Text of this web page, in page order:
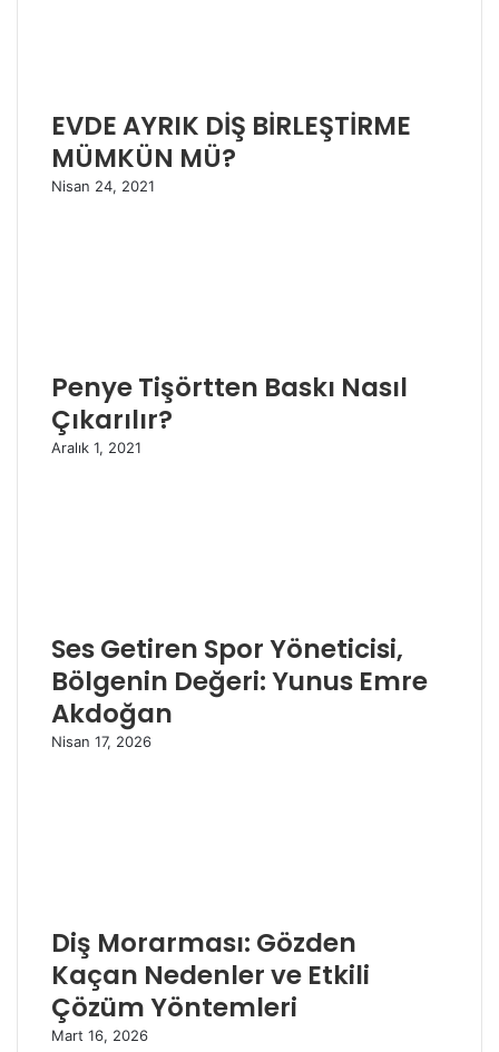
EVDE AYRIK DİŞ BİRLEŞTİRME
MÜMKÜN MÜ?
Nisan 24, 2021
Penye Tişörtten Baskı Nasıl
Çıkarılır?
Aralık 1, 2021
Ses Getiren Spor Yöneticisi,
Bölgenin Değeri: Yunus Emre
Akdoğan
Nisan 17, 2026
Diş Morarması: Gözden
Kaçan Nedenler ve Etkili
Çözüm Yöntemleri
Mart 16, 2026